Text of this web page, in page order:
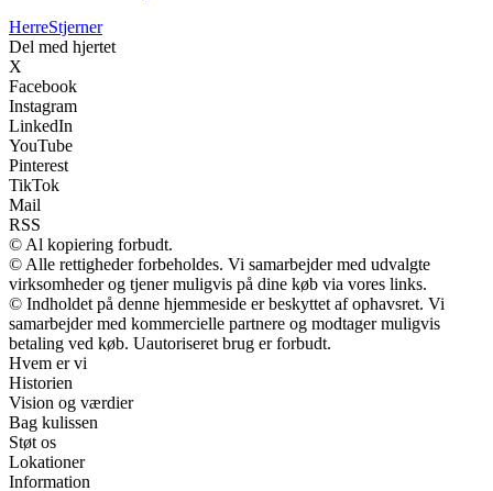
HerreStjerner
Del med hjertet
X
Facebook
Instagram
LinkedIn
YouTube
Pinterest
TikTok
Mail
RSS
© Al kopiering forbudt.
© Alle rettigheder forbeholdes. Vi samarbejder med udvalgte
virksomheder og tjener muligvis på dine køb via vores links.
© Indholdet på denne hjemmeside er beskyttet af ophavsret. Vi
samarbejder med kommercielle partnere og modtager muligvis
betaling ved køb. Uautoriseret brug er forbudt.
Hvem er vi
Historien
Vision og værdier
Bag kulissen
Støt os
Lokationer
Information